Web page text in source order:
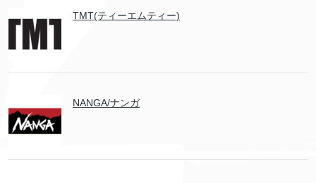
TMT(ティーエムティー)
NANGA/ナンガ